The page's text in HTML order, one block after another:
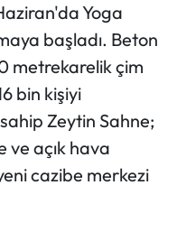
Yoga
başladı. Beton
metrekarelik çim
bin kişiyi
Zeytin Sahne;
ve açık hava
cazibe merkezi